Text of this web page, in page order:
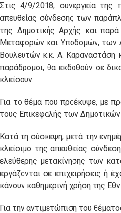
Στις 4/9/2018, συνεργεία της
απευθείας σύνδεσης των
της Δημοτικής Αρχής και
Μεταφορών και Υποδομών, των
Βουλευτών κ.κ. Α. Καραναστάση
παράδρομοι, θα εκδοθούν σε
κλείσουν.
Για το θέμα που προέκυψε, με
τους Επικεφαλής των
Κατά τη σύσκεψη, μετά την
κλείσιμο της απευθείας
ελεύθερης μετακίνησης των
εργάζονται σε επιχειρήσεις ή
κάνουν καθημερινή χρήση της
Για την αντιμετώπιση του